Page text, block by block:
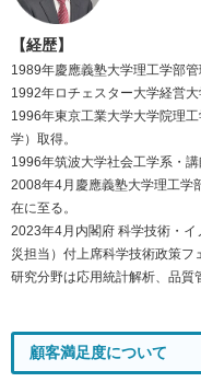
【経歴】
1989年慶應義塾大学理工学部管
1992年ロチェスター大学経営大
1996年東京工業大学大学院理
学）取得。
1996年筑波大学社会工学系・
2008年4月慶應義塾大学理工学
在に至る。
2023年4月内閣府 科学技術・
災担当）付上席科学技術政策フ
研究分野は応用統計解析、品質
顧客満足度について